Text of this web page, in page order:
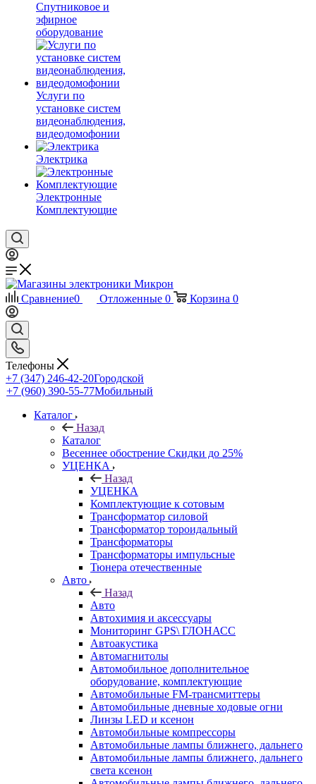
Спутниковое и
эфирное
оборудование
Услуги по
установке систем
видеонаблюдения,
видеодомофонии
Электрика
Электронные
Комплектующие
Сравнение0 Отложенные 0 Корзина 0
Телефоны
+7 (347) 246-42-20Городской
+7 (960) 390-55-77Мобильный
Каталог
Назад
Каталог
Весеннее обострение Скидки до 25%
УЦЕНКА
Назад
УЦЕНКА
Комплектующие к сотовым
Трансформатор силовой
Трансформатор тороидальный
Трансформаторы
Трансформаторы импульсные
Тюнера отечественные
Авто
Назад
Авто
Автохимия и аксессуары
Мониторинг GPS\ ГЛОНАСС
Автоакустика
Автомагнитолы
Автомобильное дополнительное
оборудование, комплектующие
Автомобильные FM-трансмиттеры
Автомобильные дневные ходовые огни
Линзы LED и ксенон
Автомобильные компрессоры
Автомобильные лампы ближнего, дальнего
Автомобильные лампы ближнего, дальнего
света ксенон